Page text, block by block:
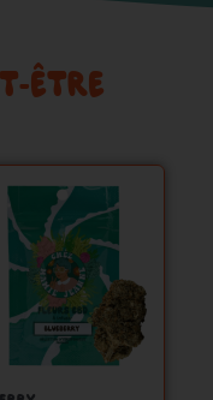
ÊTRE
produit
a
plusieurs
variations.
Les
options